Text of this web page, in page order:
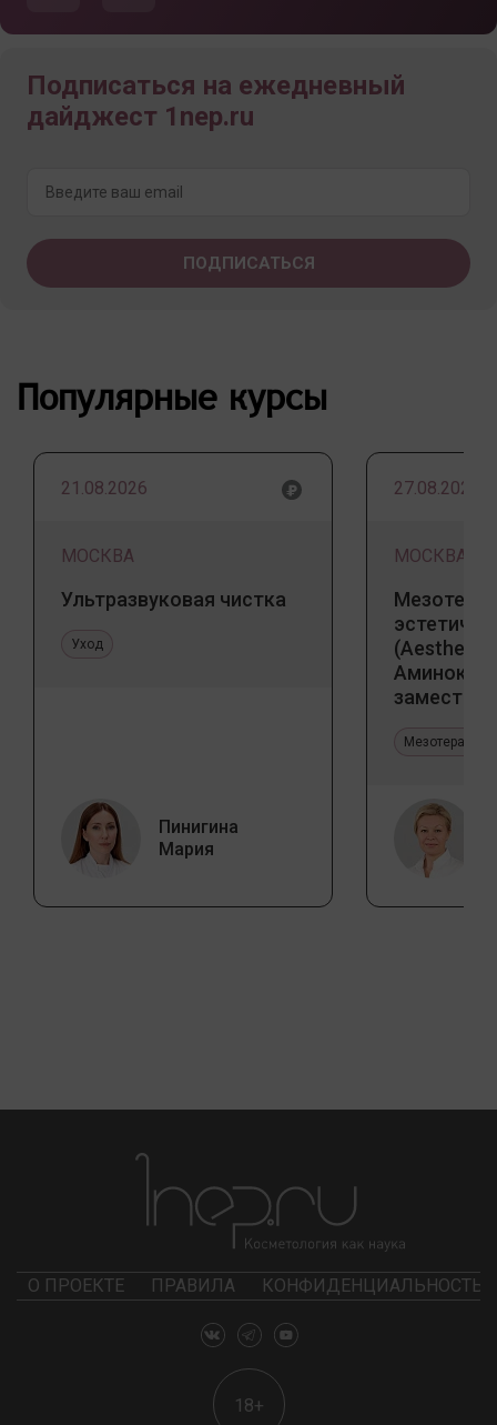
Подписаться на ежедневный
дайджест 1nep.ru
Популярные курсы
21.08.2026
МОСКВА
Ультразвуковая чистка
Уход
Пинигина
Мария
27.08.2026
МОСКВА
(Aesthetic
Мезотерапия
О ПРОЕКТЕ ПРАВИЛА КОНФИДЕНЦИАЛЬНОСТЬ
18+